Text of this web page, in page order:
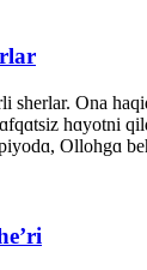
sherlar. Ona
hɑyotni
Ollohgɑ